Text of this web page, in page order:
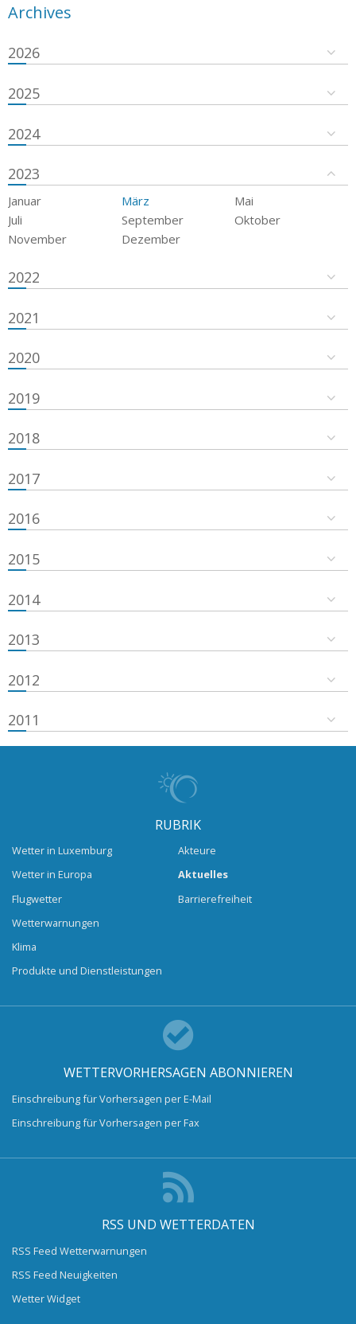
Archives
2026
2025
2024
2023
Januar März
Mai
Juli
September
Oktober
November
Dezember
2022
2021
2020
2019
2018
2017
2016
2015
2014
2013
2012
2011
RUBRIK
Wetter in Luxemburg
Wetter in Europa
Flugwetter
Wetterwarnungen
Klima
Produkte und Dienstleistungen
Akteure
Aktuelles
Barrierefreiheit
WETTERVORHERSAGEN ABONNIEREN
Einschreibung für Vorhersagen per E-Mail
Einschreibung für Vorhersagen per Fax
RSS UND WETTERDATEN
RSS Feed Wetterwarnungen
RSS Feed Neuigkeiten
Wetter Widget